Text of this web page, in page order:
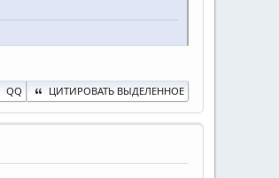
QQ ЦИТИРОВАТЬ ВЫДЕЛЕННОЕ